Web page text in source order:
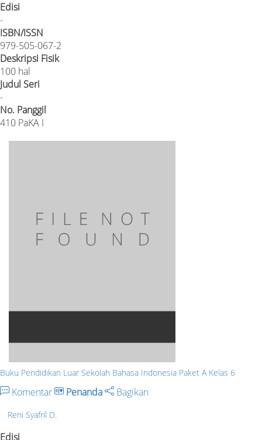
Edisi
-
ISBN/ISSN
979-505-067-2
Deskripsi Fisik
100 hal
Judul Seri
-
No. Panggil
410 PaKA I
Buku Pendidikan Luar Sekolah Bahasa Indonesia Paket A Kelas 6
Komentar Penanda Bagikan
Reni Syafril D.
Edisi